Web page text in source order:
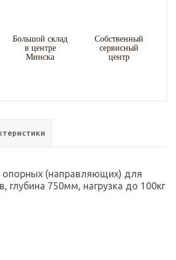
Большой склад
в центре
Минска
Собственный
сервисный
центр
опорных (направляющих) для
глубина 750мм, нагрузка до 100кг